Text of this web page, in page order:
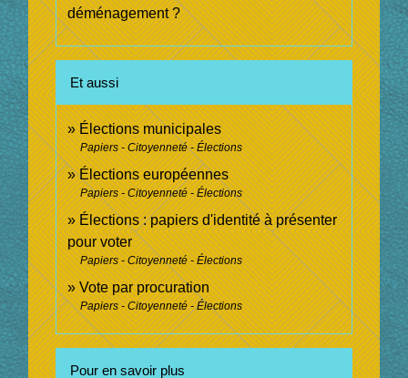
déménagement ?
Et aussi
Élections municipales
Papiers - Citoyenneté - Élections
Élections européennes
Papiers - Citoyenneté - Élections
Élections : papiers d'identité à présenter
pour voter
Papiers - Citoyenneté - Élections
Vote par procuration
Papiers - Citoyenneté - Élections
Pour en savoir plus